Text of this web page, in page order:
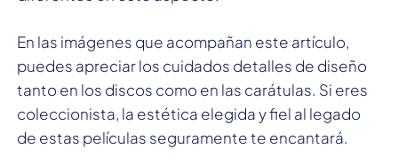
En las imágenes que acompañan este artículo,
puedes apreciar los cuidados detalles de diseño
tanto en los discos como en las carátulas. Si eres
coleccionista, la estética elegida y fiel al legado
de estas películas seguramente te encantará.